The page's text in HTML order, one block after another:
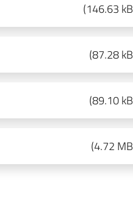
(146.63 kB
(87.28 kB
(89.10 kB
(4.72 MB